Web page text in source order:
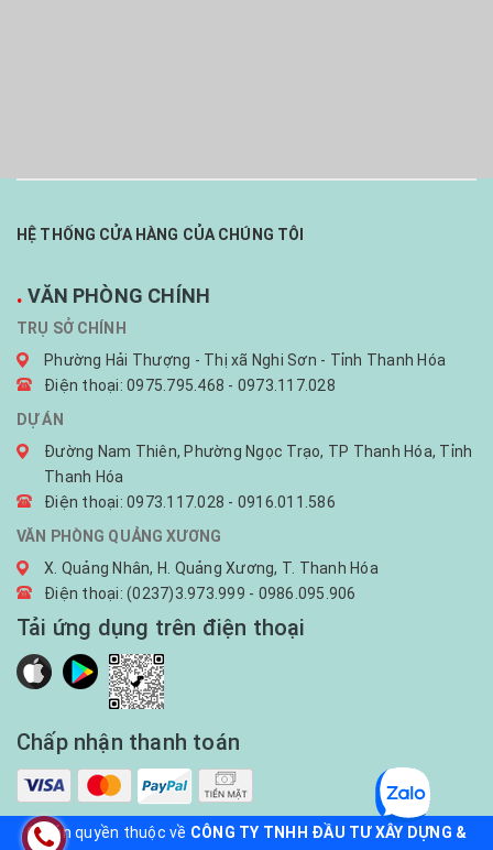
HỆ THỐNG CỬA HÀNG CỦA CHÚNG TÔI
. VĂN PHÒNG CHÍNH
TRỤ SỞ CHÍNH
Phường Hải Thượng - Thị xã Nghi Sơn - Tỉnh Thanh Hóa
Điện thoại: 0975.795.468 - 0973.117.028
DỰ ÁN
Đường Nam Thiên, Phường Ngọc Trạo, TP Thanh Hóa, Tỉnh
Thanh Hóa
Điện thoại: 0973.117.028 - 0916.011.586
VĂN PHÒNG QUẢNG XƯƠNG
X. Quảng Nhân, H. Quảng Xương, T. Thanh Hóa
Điện thoại: (0237)3.973.999 - 0986.095.906
Tải ứng dụng trên điện thoại
Chấp nhận thanh toán
© Bản quyền thuộc về CÔNG TY TNHH ĐẦU TƯ XÂY DỰNG &